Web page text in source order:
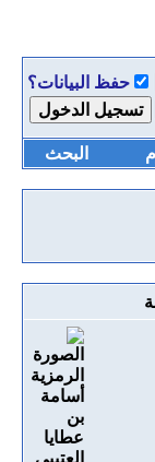
حفظ البيانات؟
البحث